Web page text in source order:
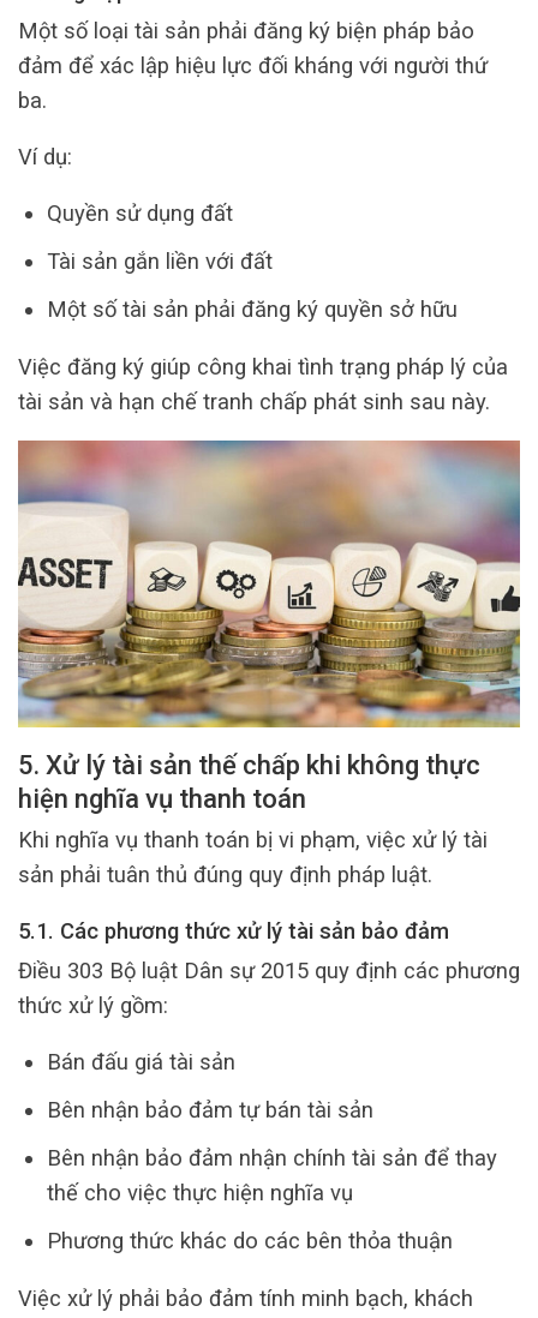
Một số loại tài sản phải đăng ký biện pháp bảo
đảm để xác lập hiệu lực đối kháng với người thứ
ba.
Ví dụ:
Quyền sử dụng đất
Tài sản gắn liền với đất
Một số tài sản phải đăng ký quyền sở hữu
Việc đăng ký giúp công khai tình trạng pháp lý của
tài sản và hạn chế tranh chấp phát sinh sau này.
5. Xử lý tài sản thế chấp khi không thực
hiện nghĩa vụ thanh toán
Khi nghĩa vụ thanh toán bị vi phạm, việc xử lý tài
sản phải tuân thủ đúng quy định pháp luật.
5.1. Các phương thức xử lý tài sản bảo đảm
Điều 303 Bộ luật Dân sự 2015 quy định các phương
thức xử lý gồm:
Bán đấu giá tài sản
Bên nhận bảo đảm tự bán tài sản
Bên nhận bảo đảm nhận chính tài sản để thay
thế cho việc thực hiện nghĩa vụ
Phương thức khác do các bên thỏa thuận
Việc xử lý phải bảo đảm tính minh bạch, khách